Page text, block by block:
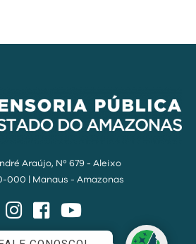
Araújo, Nº 679 - Aleixo
000 | Manaus - Amazonas
InstagramFacebook